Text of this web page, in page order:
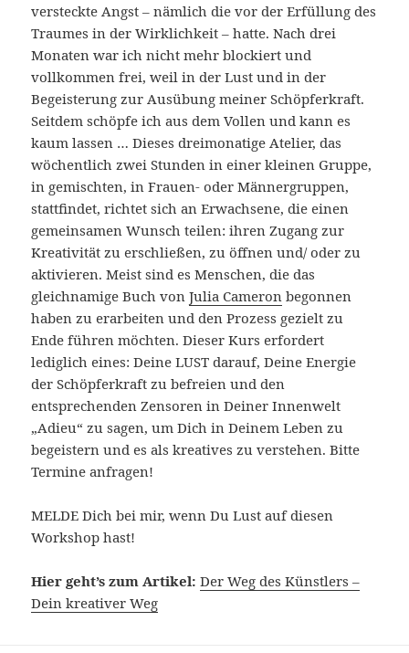
versteckte Angst – nämlich die vor der Erfüllung des
Traumes in der Wirklichkeit – hatte. Nach drei
Monaten war ich nicht mehr blockiert und
vollkommen frei, weil in der Lust und in der
Begeisterung zur Ausübung meiner Schöpferkraft.
Seitdem schöpfe ich aus dem Vollen und kann es
kaum lassen … Dieses dreimonatige Atelier, das
wöchentlich zwei Stunden in einer kleinen Gruppe,
in gemischten, in Frauen- oder Männergruppen,
stattfindet, richtet sich an Erwachsene, die einen
gemeinsamen Wunsch teilen: ihren Zugang zur
Kreativität zu erschließen, zu öffnen und/ oder zu
aktivieren. Meist sind es Menschen, die das
gleichnamige Buch vonJulia Cameron begonnen
haben zu erarbeiten und den Prozess gezielt zu
Ende führen möchten. Dieser Kurs erfordert
lediglich eines: Deine LUST darauf, Deine Energie
der Schöpferkraft zu befreien und den
entsprechenden Zensoren in Deiner Innenwelt
„Adieu“ zu sagen, um Dich in Deinem Leben zu
begeistern und es als kreatives zu verstehen. Bitte
Termine anfragen!
MELDE Dich bei mir, wenn Du Lust auf diesen
Workshop hast!
Hier geht’s zum Artikel:Der Weg des Künstlers –
Dein kreativer Weg